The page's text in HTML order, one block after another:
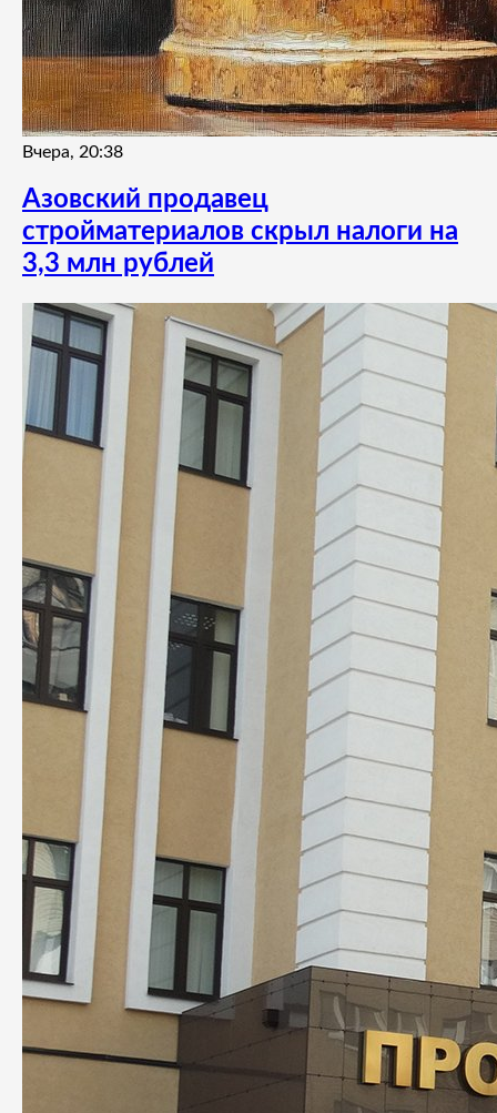
Вчера, 20:38
Азовский продавец
стройматериалов скрыл налоги на
3,3 млн рублей